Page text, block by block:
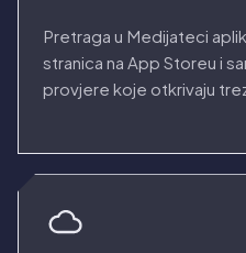
Pretraga u Medijateci
stranica na App Storeu i
provjere koje otkrivaju